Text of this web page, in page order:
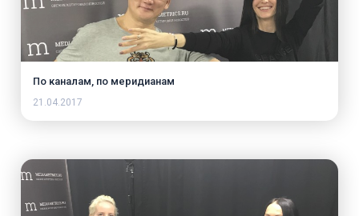
По каналам, по меридианам
21.04.2017